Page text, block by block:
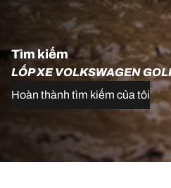
Tìm kiếm
LỐP XE VOLKSWAGEN
Hoàn thành tìm kiếm của tôi